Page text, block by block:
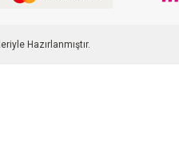
Hazırlanmıştır.